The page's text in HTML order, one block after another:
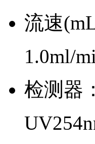
流速
1.0ml/
检测器：